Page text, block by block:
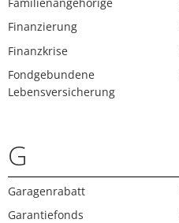
Finanzierung
Finanzkrise
Fondgebundene
Lebensversicherung
G
Garagenrabatt
Garantiefonds